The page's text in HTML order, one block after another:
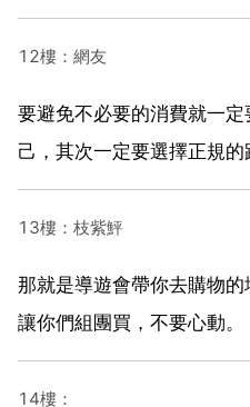
12樓：網友
要避免不必要的消費就一
己，其次一定要選擇正規的
13樓：枝紫鮃
那就是導遊會帶你去購物
讓你們組團買，不要心動。
14樓：